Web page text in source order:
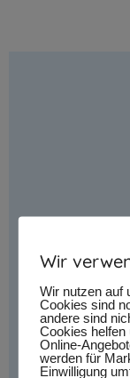
Wir
Wir nutzen auf
Cookies sind
andere sind
Cookies helfen
Online-
werden für
Einwilligung